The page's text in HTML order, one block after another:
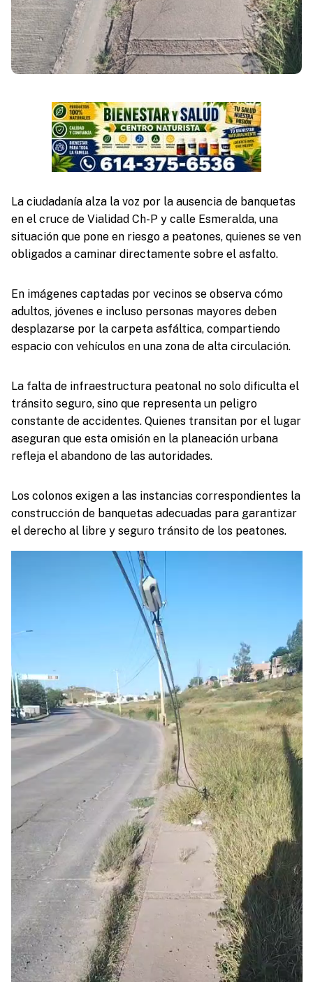
La ciudadanía alza la voz por la ausencia de banquetas
en el cruce de Vialidad Ch-P y calle Esmeralda, una
situación que pone en riesgo a peatones, quienes se ven
obligados a caminar directamente sobre el asfalto.
En imágenes captadas por vecinos se observa cómo
adultos, jóvenes e incluso personas mayores deben
desplazarse por la carpeta asfáltica, compartiendo
espacio con vehículos en una zona de alta circulación.
La falta de infraestructura peatonal no solo dificulta el
tránsito seguro, sino que representa un peligro
constante de accidentes. Quienes transitan por el lugar
aseguran que esta omisión en la planeación urbana
refleja el abandono de las autoridades.
Los colonos exigen a las instancias correspondientes la
construcción de banquetas adecuadas para garantizar
el derecho al libre y seguro tránsito de los peatones.